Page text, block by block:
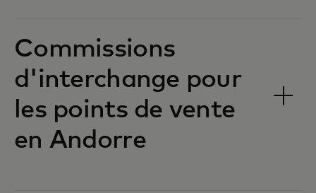
Commissions
d'interchange pour
les points de vente
en Andorre‎‎